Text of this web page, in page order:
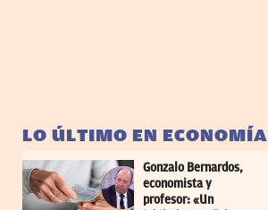
LO ÚLTIMO EN ECONOMÍA
Gonzalo Bernardos,
economista y
profesor: «Un